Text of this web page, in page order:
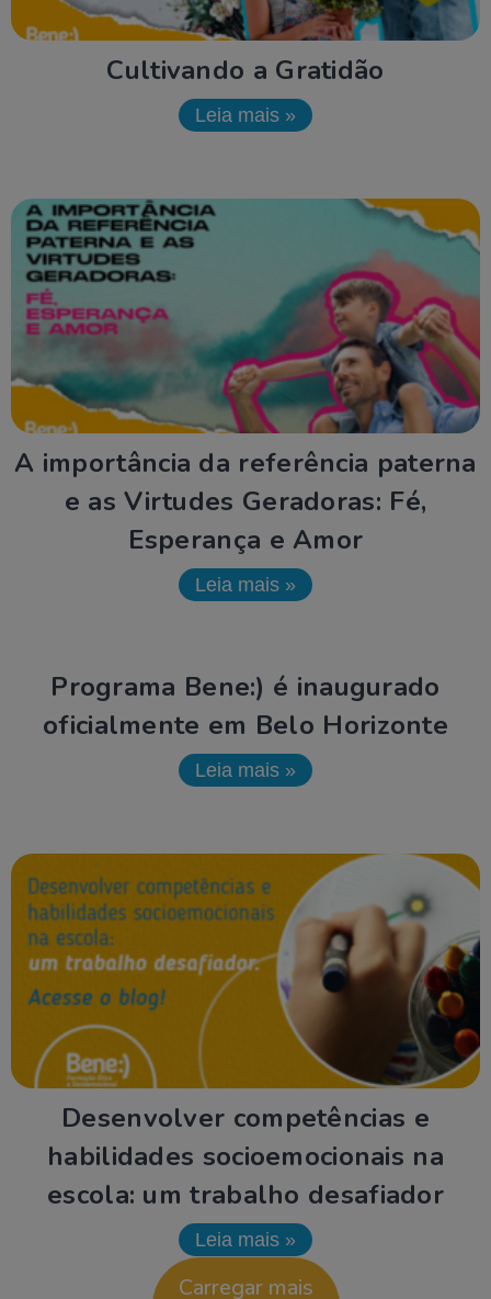
Cultivando a Gratidão
Leia mais »
A importância da referência paterna
e as Virtudes Geradoras: Fé,
Esperança e Amor
Leia mais »
Programa Bene:) é inaugurado
oficialmente em Belo Horizonte
Leia mais »
Desenvolver competências e
habilidades socioemocionais na
escola: um trabalho desafiador
Leia mais »
Carregar mais